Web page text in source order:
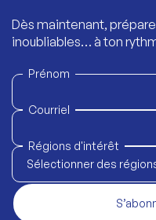
Dès maintenant,
inoubliables… à ton
Prénom
Courriel
Régions d'intérêt
Sélectionner des